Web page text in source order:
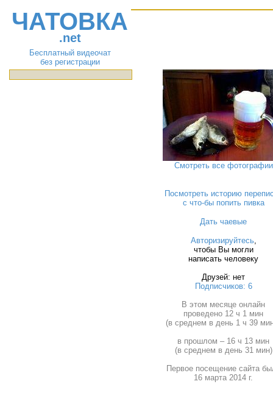
ЧАТОВКА
.net
Бесплатный видеочат
без регистрации
Смотреть все фотографии
Посмотреть историю
с что-бы попить пивка
Дать чаевые
Авторизируйтесь,
чтобы Вы могли
написать человеку
Друзей: нет
Подписчиков: 6
В этом месяце онлайн
проведено 12 ч 1 мин
(в среднем в день 1 ч 39
в прошлом – 16 ч 13 мин
(в среднем в день 31 мин)
Первое посещение сайта
16 марта 2014 г.